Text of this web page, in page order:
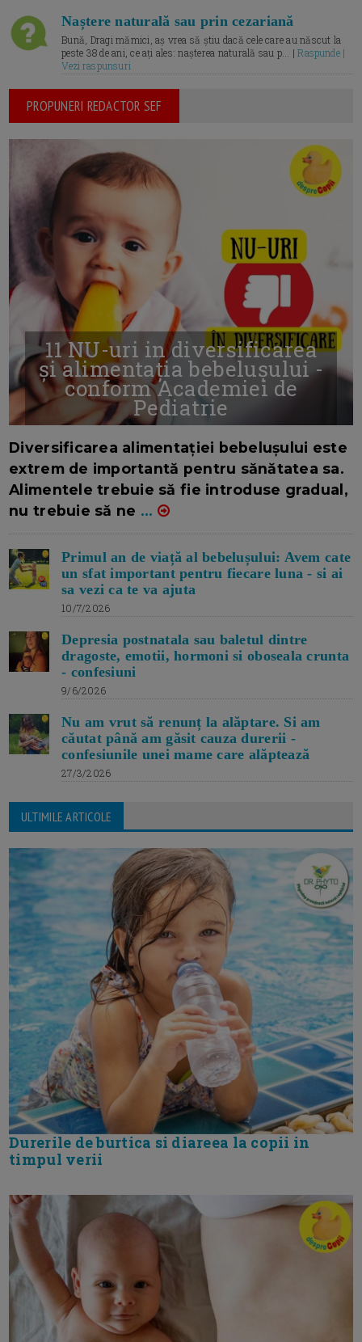
Naștere naturală sau prin cezariană
Bună, Dragi mămici, aș vrea să știu dacă cele care au născut la
peste 38 de ani, ce ați ales: nașterea naturală sau p... |Raspunde |
Vezi raspunsuri
PROPUNERI REDACTOR SEF
11 NU-uri in diversificarea
și alimentația bebelușului -
conform Academiei de
Pediatrie
Diversificarea alimentației bebelușului este
extrem de importantă pentru sănătatea sa.
Alimentele trebuie să fie introduse gradual,
nu trebuie să ne ...
Primul an de viață al bebelușului: Avem cate
un sfat important pentru fiecare luna - si ai
sa vezi ca te va ajuta
10/7/2026
Depresia postnatala sau baletul dintre
dragoste, emotii, hormoni si oboseala crunta
- confesiuni
9/6/2026
Nu am vrut să renunț la alăptare. Si am
căutat până am găsit cauza durerii -
confesiunile unei mame care alăptează
27/3/2026
ULTIMILE ARTICOLE
Durerile de burtica si diareea la copii in
timpul verii